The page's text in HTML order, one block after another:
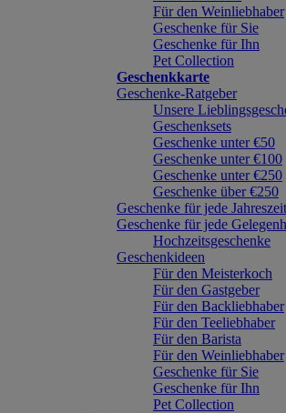
Für den Weinliebhaber
Geschenke für Sie
Geschenke für Ihn
Pet Collection
Geschenkkarte
Geschenke-Ratgeber
Unsere
Geschenksets
Geschenke unter €50
Geschenke unter €100
Geschenke unter €250
Geschenke über €250
Geschenke für jede Jahreszeit
Geschenke für jede
Hochzeitsgeschenke
Geschenkideen
Für den Meisterkoch
Für den Gastgeber
Für den Backliebhaber
Für den Teeliebhaber
Für den Barista
Für den Weinliebhaber
Geschenke für Sie
Geschenke für Ihn
Pet Collection